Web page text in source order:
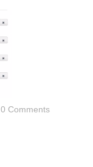
0 Comments